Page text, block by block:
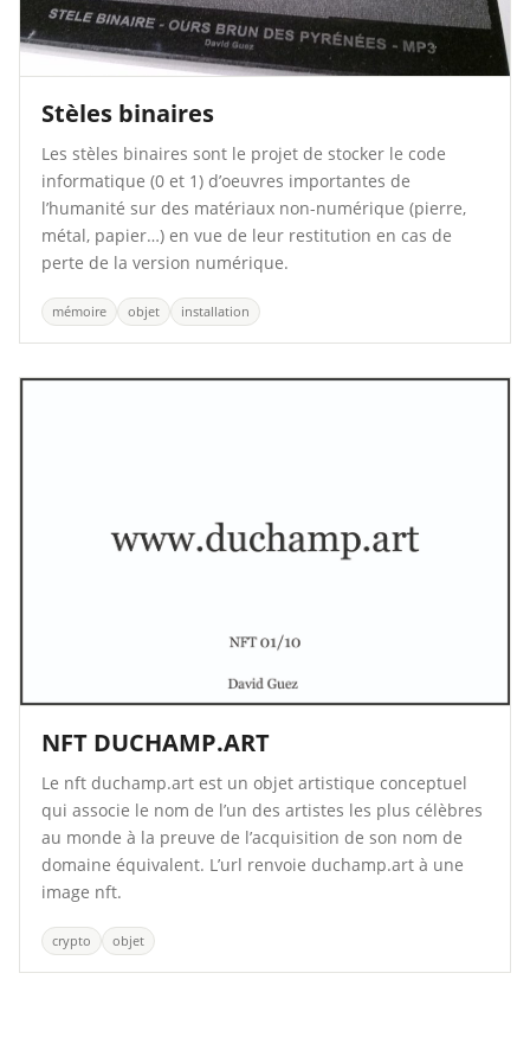
Stèles binaires
Les stèles binaires sont le projet de stocker le code
informatique (0 et 1) d’oeuvres importantes de
l’humanité sur des matériaux non-numérique (pierre,
métal, papier…) en vue de leur restitution en cas de
perte de la version numérique.
mémoire objet installation
NFT DUCHAMP.ART
Le nft duchamp.art est un objet artistique conceptuel
qui associe le nom de l’un des artistes les plus célèbres
au monde à la preuve de l’acquisition de son nom de
domaine équivalent. L’url renvoie duchamp.art à une
image nft.
crypto objet